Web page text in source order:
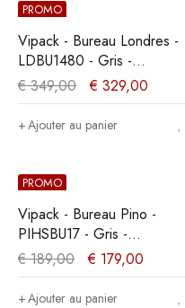
PROMO
Vipack - Bureau Londres -
LDBU1480 - Gris -
65x75xcm
€349,00 € 329,00
Ajouter au panier
PROMO
Vipack - Bureau Pino -
PIHSBU17 - Gris -
67,9x72xcm
€189,00 € 179,00
Ajouter au panier